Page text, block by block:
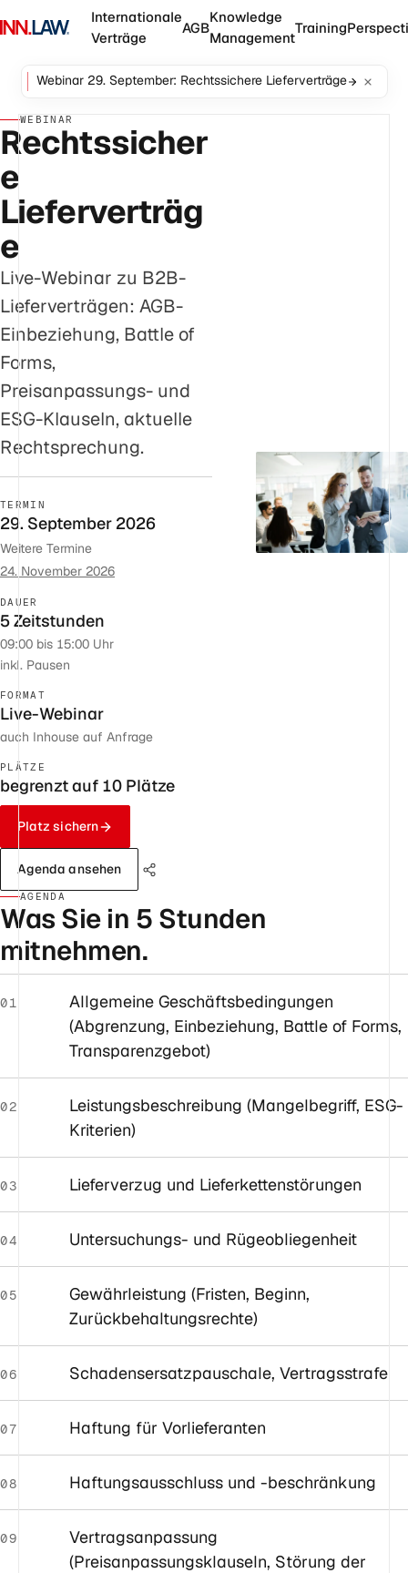
Internationale
Verträge
AGB
Knowledge
Management
Training
Webinar 29. September: Rechtssichere Lieferverträge
WEBINAR
Rechtssicher
e
Lieferverträg
e
Live-Webinar zu B2B-
Lieferverträgen: AGB-
Einbeziehung, Battle of
Forms,
Preisanpassungs- und
ESG-Klauseln, aktuelle
Rechtsprechung.
TERMIN
29. September 2026
Weitere Termine
24. November 2026
DAUER
5 Zeitstunden
09:00 bis 15:00 Uhr
inkl. Pausen
FORMAT
Live-Webinar
auch Inhouse auf Anfrage
PLÄTZE
begrenzt auf 10 Plätze
Platz sichern
Agenda ansehen
AGENDA
Was Sie in 5 Stunden
mitnehmen.
01
Allgemeine Geschäftsbedingungen
(Abgrenzung, Einbeziehung, Battle of Forms,
Transparenzgebot)
02
Leistungsbeschreibung (Mangelbegriff, ESG-
Kriterien)
03 Lieferverzug und Lieferkettenstörungen
04 Untersuchungs- und Rügeobliegenheit
05
Gewährleistung (Fristen, Beginn,
Zurückbehaltungsrechte)
06 Schadensersatzpauschale, Vertragsstrafe
07 Haftung für Vorlieferanten
08 Haftungsausschluss und -beschränkung
09
Vertragsanpassung
(Preisanpassungsklauseln, Störung der